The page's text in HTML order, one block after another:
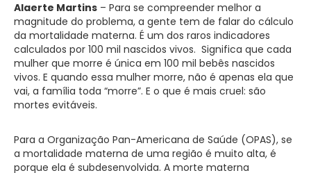
Alaerte Martins – Para se compreender melhor a
magnitude do problema, a gente tem de falar do cálculo
da mortalidade materna. É um dos raros indicadores
calculados por 100 mil nascidos vivos. Significa que cada
mulher que morre é única em 100 mil bebês nascidos
vivos. E quando essa mulher morre, não é apenas ela que
vai, a família toda “morre”. E o que é mais cruel: são
mortes evitáveis.
Para a Organização Pan-Americana de Saúde (OPAS), se
a mortalidade materna de uma região é muito alta, é
porque ela é subdesenvolvida. A morte materna